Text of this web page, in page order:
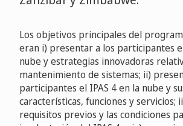
Los objetivos principales del
eran i) presentar a los participantes
nube y estrategias innovadoras
mantenimiento de sistemas; ii)
participantes el IPAS 4 en la nube y
características, funciones y servicios;
requisitos previos y las condiciones